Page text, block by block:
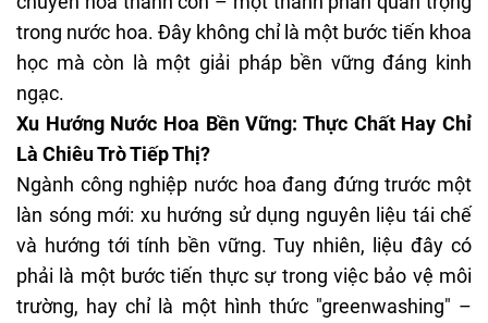
trong nước hoa. Đây không chỉ là một bước tiến khoa
học mà còn là một giải pháp bền vững đáng kinh
ngạc.
Xu Hướng Nước Hoa Bền Vững: Thực Chất Hay Chỉ
Là Chiêu Trò Tiếp Thị?
Ngành công nghiệp nước hoa đang đứng trước một
làn sóng mới: xu hướng sử dụng nguyên liệu tái chế
và hướng tới tính bền vững. Tuy nhiên, liệu đây có
phải là một bước tiến thực sự trong việc bảo vệ môi
trường, hay chỉ là một hình thức "greenwashing" –